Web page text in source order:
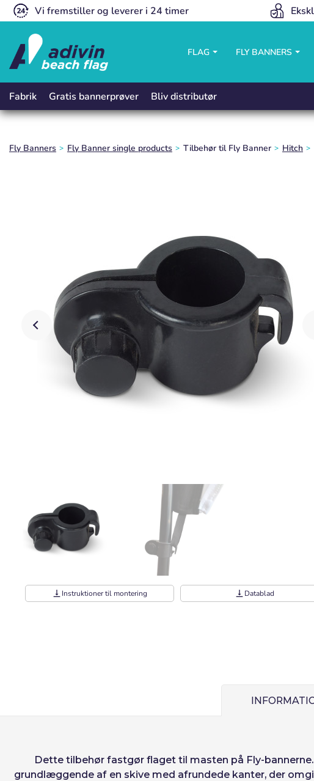
Vi fremstiller og leverer i 24 timer
FLAG FLY BANNERS
Fabrik Gratis bannerprøver Bliv distributør
Español
Fly Banners Fly Banner single products Tilbehør til Fly Banner Hitch
vertical_align_bottom Instruktioner til montering vertical_align_bottom Datablad
Dette tilbehør fastgør flaget til masten på Fly-bannerne
grundlæggende af en skive med afrundede kanter, der